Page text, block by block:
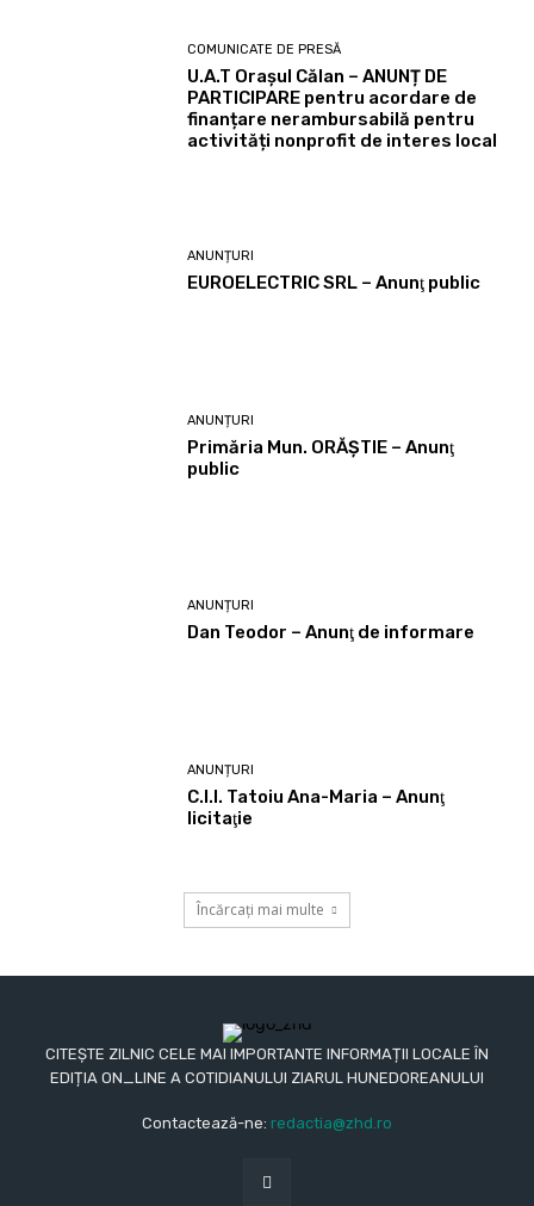
COMUNICATE DE PRESĂ
U.A.T Orașul Călan – ANUNȚ DE
PARTICIPARE pentru acordare de
finanțare nerambursabilă pentru
activități nonprofit de interes local
ANUNȚURI
EUROELECTRIC SRL – Anunţ public
ANUNȚURI
Primăria Mun. ORĂȘTIE – Anunţ
public
ANUNȚURI
Dan Teodor – Anunţ de informare
ANUNȚURI
C.I.I. Tatoiu Ana-Maria – Anunţ
licitaţie
Încărcați mai multe
CITEȘTE ZILNIC CELE MAI IMPORTANTE INFORMAȚII LOCALE ÎN
EDIȚIA ON_LINE A COTIDIANULUI ZIARUL HUNEDOREANULUI
Contactează-ne: redactia@zhd.ro